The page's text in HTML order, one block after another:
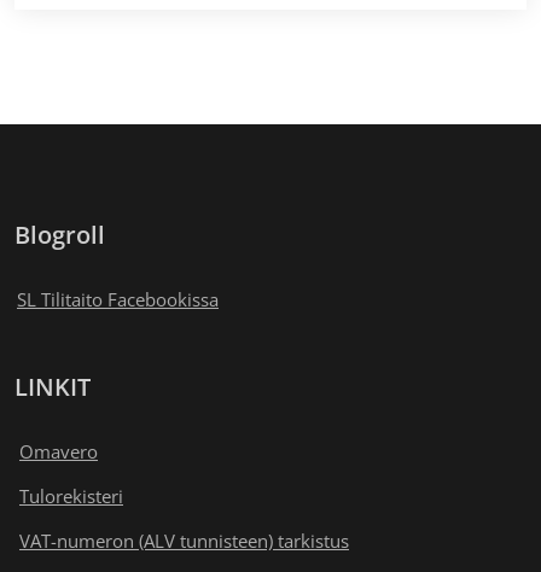
Blogroll
SL Tilitaito Facebookissa
LINKIT
Omavero
Tulorekisteri
VAT-numeron (ALV tunnisteen) tarkistus